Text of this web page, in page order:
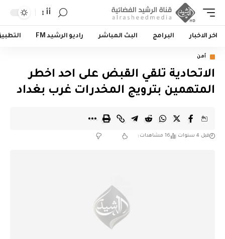
أأ
اخر الاخبار البرامج البث المباشر راديو الرشيد FM
أمن
الاتحادية تلقي القبض على احد اخطر
المتهمين بترويج المخدرات غرب بغداد
قبل 4 سنوات 16 مشاهدات